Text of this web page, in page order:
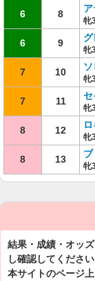
6 8
牝
6 9
牝
7 10
牝
7 11 セ
牝
8 12
牝
8 13
牝
結果・成績・オッ
し確認してください
本サイトのページ